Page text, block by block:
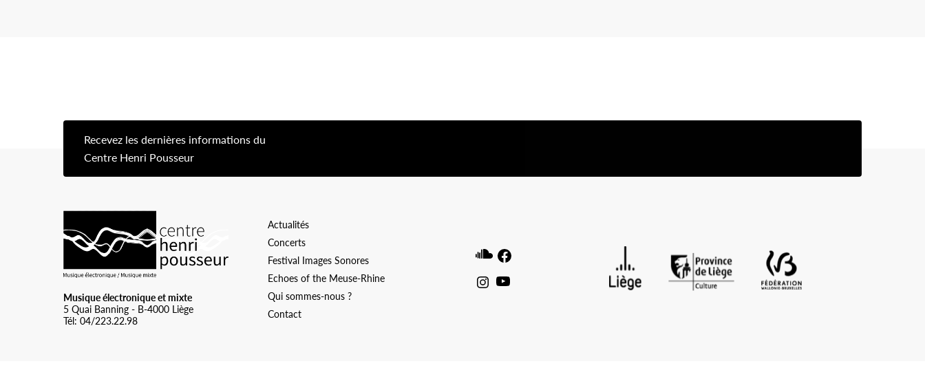
Recevez les dernières informations du
Centre Henri Pousseur
Musique électronique et mixte
5 Quai Banning - B-4000 Liège
Tél: 04/223.22.98
Actualités
Concerts
Festival Images Sonores
Echoes of the Meuse-Rhine
Qui sommes-nous ?
Contact
Soundcloud
Facebook
Instagram
Youtube